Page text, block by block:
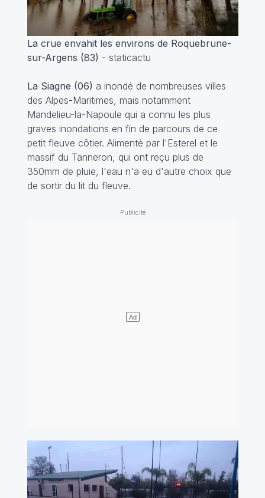
La crue envahit les environs de Roquebrune-
sur-Argens (83) - staticactu
La Siagne (06) a inondé de nombreuses villes
des Alpes-Maritimes, mais notamment
Mandelieu-la-Napoule qui a connu les plus
graves inondations en fin de parcours de ce
petit fleuve côtier. Alimenté par l'Esterel et le
massif du Tanneron, qui ont reçu plus de
350mm de pluie, l'eau n'a eu d'autre choix que
de sortir du lit du fleuve.